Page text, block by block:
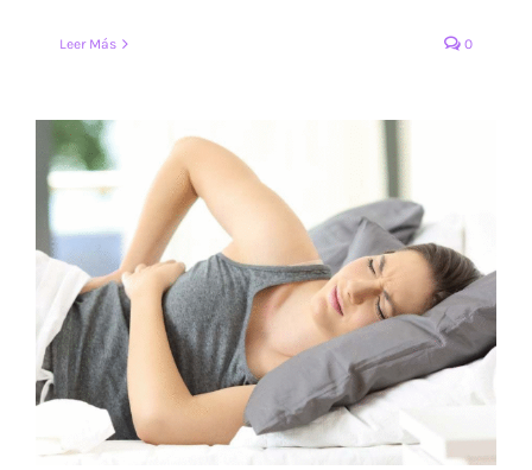
Leer Más 0